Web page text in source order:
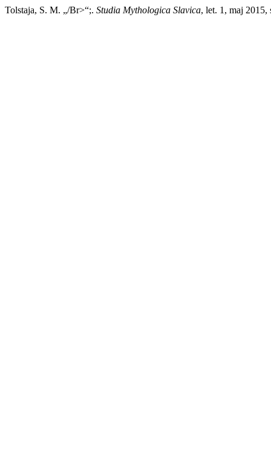
Tolstaja, S. M. „/Br>“;. Studia Mythologica Slavica, let. 1, maj 2015,